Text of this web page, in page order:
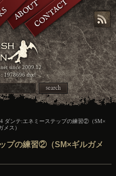
since 2009.12
: 1978696 thx!
ABOUTCONTACT
search
ダンテ:エネミーステップの練習②（SM×
メス）
プの練習②（SM×ギルガメ